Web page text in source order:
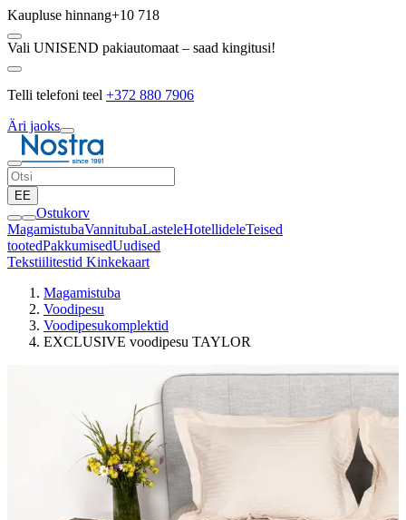
Kaupluse hinnang+10 718
Vali UNISEND pakiautomaat – saad kingitusi!
Telli telefoni teel +372 880 7906
Äri jaoks
EE
Ostukorv
MagamistubaVannitubaLasteleHotellideleTeised
tootedPakkumisedUudised
Tekstiilitestid Kinkekaart
Magamistuba
Voodipesu
Voodipesukomplektid
EXCLUSIVE voodipesu TAYLOR